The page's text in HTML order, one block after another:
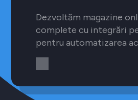
Dezvoltăm magazine
complete cu integrări
pentru automatizarea